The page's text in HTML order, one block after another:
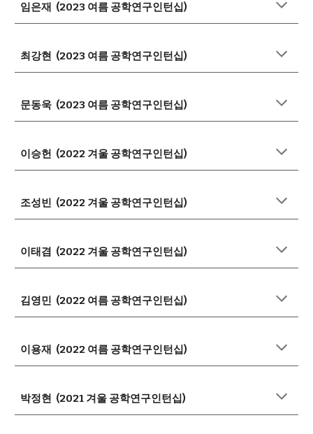
임은재 (2023 여름 공학연구인턴십)
최강현 (2023 여름 공학연구인턴십)
문동욱 (2023 여름 공학연구인턴십)
이승헌 (2022 겨울 공학연구인턴십)
조성빈 (2022 겨울 공학연구인턴십)
이태겸 (2022 겨울 공학연구인턴십)
김영민 (2022 여름 공학연구인턴십)
이용재 (2022 여름 공학연구인턴십)
박정현 (2021 겨울 공학연구인턴십)